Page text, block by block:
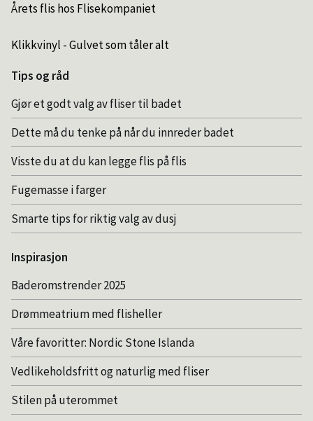
Årets flis hos Flisekompaniet
Klikkvinyl - Gulvet som tåler alt
Tips og råd
Gjør et godt valg av fliser til badet
Dette må du tenke på når du innreder badet
Visste du at du kan legge flis på flis
Fugemasse i farger
Smarte tips for riktig valg av dusj
Inspirasjon
Baderomstrender 2025
Drømmeatrium med flisheller
Våre favoritter: Nordic Stone Islanda
Vedlikeholdsfritt og naturlig med fliser
Stilen på uterommet